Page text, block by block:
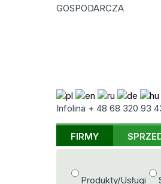
GOSPODARCZA
Infolina + 48 68 320 93
FIRMY
Produkty/Usługi